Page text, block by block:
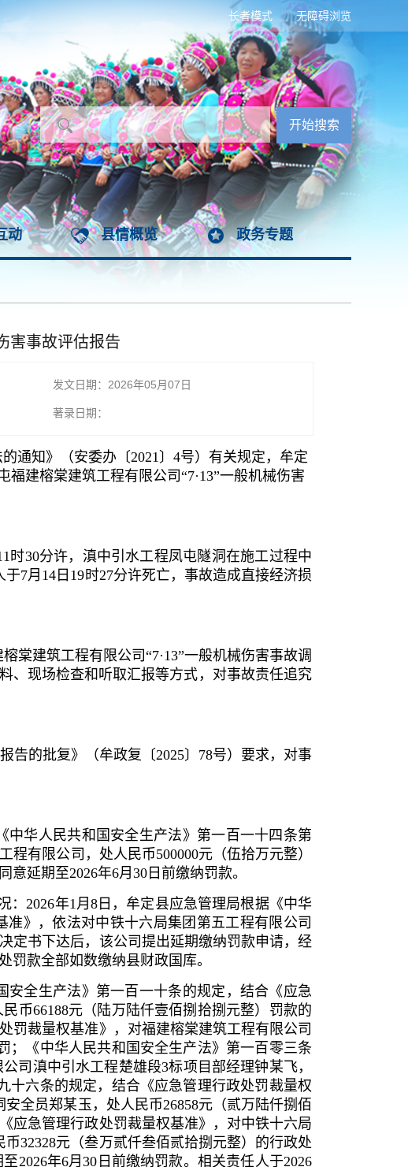
无障碍浏览
长者模式
动 县情概览 政务专题
害事故评估报告
发文日期：2026年05月07日
著录日期：
通知》（安委办〔2021〕4号）有关规定，牟定
建榕棠建筑工程有限公司“7·13”一般机械伤害
时30分许，滇中引水工程凤屯隧洞在施工过程中
7月14日19时27分许死亡，事故造成直接经济损
棠建筑工程有限公司“7·13”一般机械伤害事故调
、现场检查和听取汇报等方式，对事故责任追究
告的批复》（牟政复〔2025〕78号）要求，对事
中华人民共和国安全生产法》第一百一十四条第
有限公司，处人民币500000元（伍拾万元整）
延期至2026年6月30日前缴纳罚款。
2026年1月8日，牟定县应急管理局根据《中华
》，依法对中铁十六局集团第五工程有限公司
定书下达后，该公司提出延期缴纳罚款申请，经
罚款全部如数缴纳县财政国库。
安全生产法》第一百一十条的规定，结合《应急
币66188元（陆万陆仟壹佰捌拾捌元整）罚款的
罚裁量权基准》，对福建榕棠建筑工程有限公司
；《中华人民共和国安全生产法》第一百零三条
司滇中引水工程楚雄段3标项目部经理钟某飞，
十六条的规定，结合《应急管理行政处罚裁量权
全员郑某玉，处人民币26858元（贰万陆仟捌佰
应急管理行政处罚裁量权基准》，对中铁十六局
32328元（叁万贰仟叁佰贰拾捌元整）的行政处
2026年6月30日前缴纳罚款。相关责任人于2026